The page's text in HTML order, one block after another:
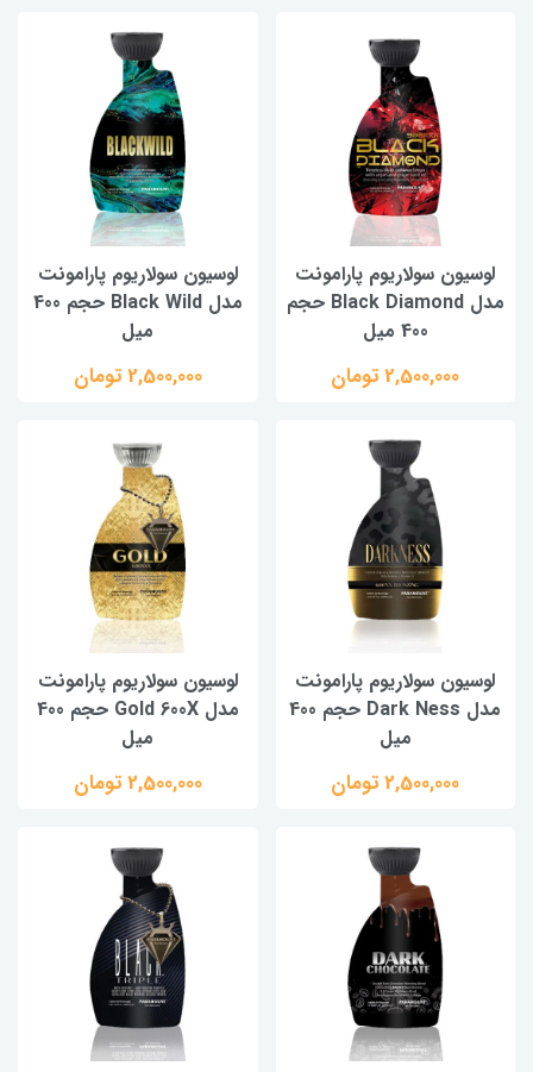
لوسیون سولاریوم پارامونت
مدل Black Diamond حجم
400 میل
2,500,000 تومان
لوسیون سولاریوم پارامونت
مدل Black Wild حجم 400
میل
2,500,000 تومان
لوسیون سولاریوم پارامونت
مدل Dark Ness حجم 400
میل
2,500,000 تومان
لوسیون سولاریوم پارامونت
مدل Gold 600X حجم 400
میل
2,500,000 تومان